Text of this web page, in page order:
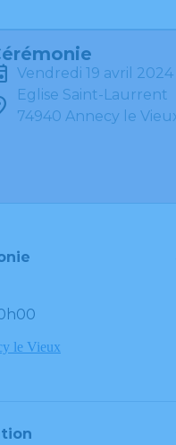
vendredi 19 avril
Eglise Saint-Laurrent
74940 Annecy le
le Vieux